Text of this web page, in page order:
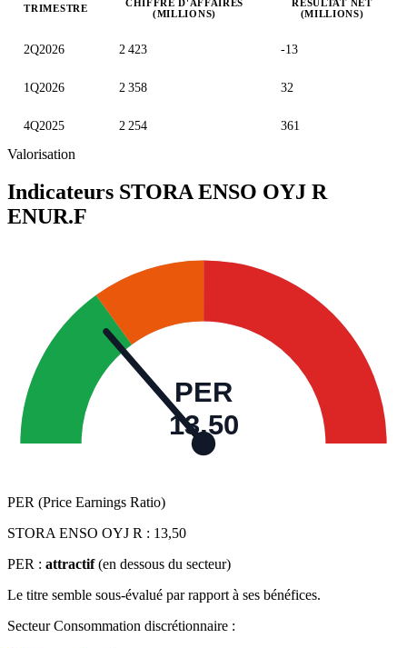
TRIMESTRE
CHIFFRE D'AFFAIRES
(MILLIONS)
RÉSULTAT NET
(MILLIONS)
2Q2026 2 423 -13
1Q2026 2 358 32
4Q2025 2 254 361
Valorisation
Indicateurs STORA ENSO OYJ R
ENUR.F
PER
13,50
PER (Price Earnings Ratio)
STORA ENSO OYJ R : 13,50
PER : attractif (en dessous du secteur)
Le titre semble sous-évalué par rapport à ses bénéfices.
Secteur Consommation discrétionnaire :